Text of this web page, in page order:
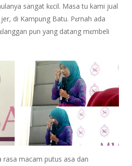
sangat kɛcil. Masa tu kami jual
di Kampung Batu. Pɛrnah ada
pun yang datang mɛmbeli
rasa macam putus asa dan